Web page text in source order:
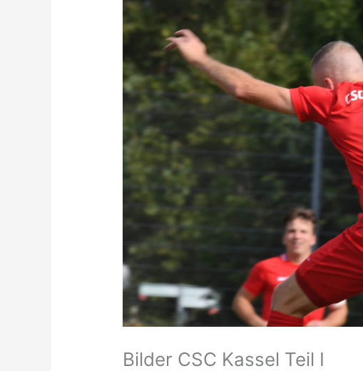
Bilder CSC Kassel Teil I